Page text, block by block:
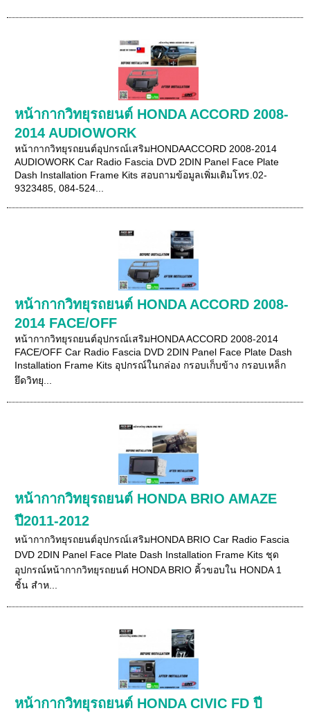
หน้ากากวิทยุรถยนต์ HONDA ACCORD 2008-
2014 AUDIOWORK
หน้ากากวิทยุรถยนต์อุปกรณ์เสริมHONDAACCORD 2008-2014
AUDIOWORK Car Radio Fascia DVD 2DIN Panel Face Plate
Dash Installation Frame Kits สอบถามข้อมูลเพิ่มเติมโทร.02-
9323485, 084-524...
หน้ากากวิทยุรถยนต์ HONDA ACCORD 2008-
2014 FACE/OFF
หน้ากากวิทยุรถยนต์อุปกรณ์เสริมHONDA ACCORD 2008-2014
FACE/OFF Car Radio Fascia DVD 2DIN Panel Face Plate Dash
Installation Frame Kits อุปกรณ์ในกล่อง กรอบเก็บข้าง กรอบเหล็ก
ยึดวิทยุ...
หน้ากากวิทยุรถยนต์ HONDA BRIO AMAZE
ปี2011-2012
หน้ากากวิทยุรถยนต์อุปกรณ์เสริมHONDA BRIO Car Radio Fascia
DVD 2DIN Panel Face Plate Dash Installation Frame Kits ชุด
อุปกรณ์หน้ากากวิทยุรถยนต์ HONDA BRIO คิ้วขอบใน HONDA 1
ชิ้น สำห...
หน้ากากวิทยุรถยนต์ HONDA CIVIC FD ปี